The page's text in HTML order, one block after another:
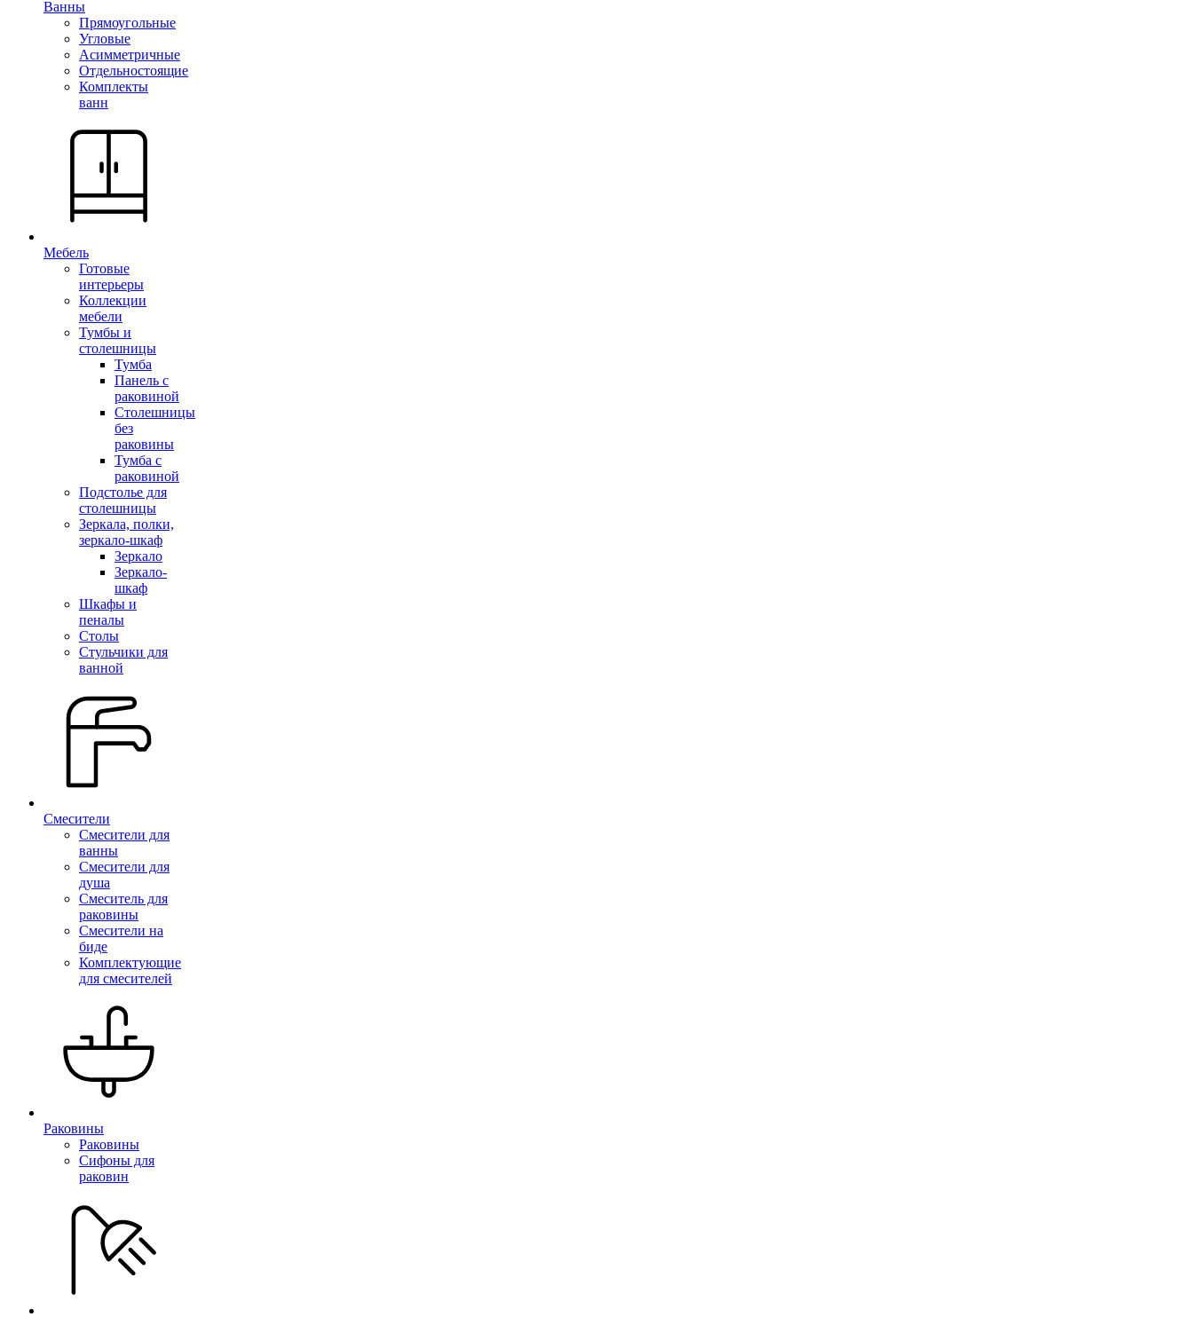
Ванны
Прямоугольные
Угловые
Асимметричные
Отдельностоящие
Комплекты
ванн
Мебель
Готовые
интерьеры
Коллекции
мебели
Тумбы и
столешницы
Тумба
Панель с
раковиной
Столешницы
без
раковины
Тумба с
раковиной
Подстолье для
столешницы
Зеркала, полки,
зеркало-шкаф
Зеркало
Зеркало-
шкаф
Шкафы и
пеналы
Столы
Стульчики для
ванной
Смесители
Смесители для
ванны
Смесители для
душа
Смеситель для
раковины
Смесители на
биде
Комплектующие
для смесителей
Раковины
Раковины
Сифоны для
раковин